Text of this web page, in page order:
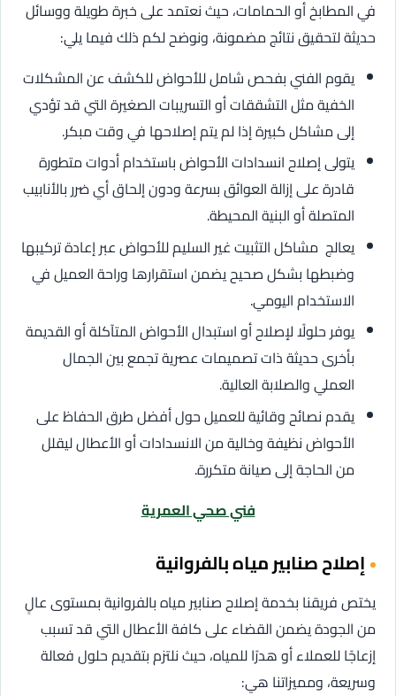
في المطابخ أو الحمامات، حيث نعتمد على خبرة طويلة ووسائل
حديثة لتحقيق نتائج مضمونة، ونوضح لكم ذلك فيما يلي:
يقوم الفني بفحص شامل للأحواض للكشف عن المشكلات
الخفية مثل التشققات أو التسريبات الصغيرة التي قد تؤدي
إلى مشاكل كبيرة إذا لم يتم إصلاحها في وقت مبكر.
يتولى إصلاح انسدادات الأحواض باستخدام أدوات متطورة
قادرة على إزالة العوائق بسرعة ودون إلحاق أي ضرر بالأنابيب
المتصلة أو البنية المحيطة.
يعالج مشاكل التثبيت غير السليم للأحواض عبر إعادة تركيبها
وضبطها بشكل صحيح يضمن استقرارها وراحة العميل في
الاستخدام اليومي.
يوفر حلولًا لإصلاح أو استبدال الأحواض المتآكلة أو القديمة
بأخرى حديثة ذات تصميمات عصرية تجمع بين الجمال
العملي والصلابة العالية.
يقدم نصائح وقائية للعميل حول أفضل طرق الحفاظ على
الأحواض نظيفة وخالية من الانسدادات أو الأعطال ليقلل
من الحاجة إلى صيانة متكررة.
فني صحي العمرية
إصلاح صنابير مياه بالفروانية
يختص فريقنا بخدمة إصلاح صنابير مياه بالفروانية بمستوى عالٍ
من الجودة يضمن القضاء على كافة الأعطال التي قد تسبب
إزعاجًا للعملاء أو هدرًا للمياه، حيث نلتزم بتقديم حلول فعالة
وسريعة، ومميزاتنا هي: